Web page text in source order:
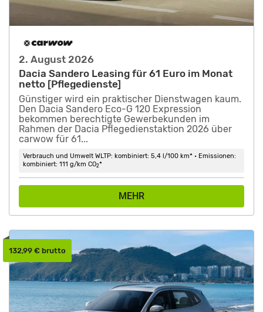
2. August 2026
Dacia Sandero Leasing für 61 Euro im Monat
netto [Pflegedienste]
Günstiger wird ein praktischer Dienstwagen kaum.
Den Dacia Sandero Eco-G 120 Expression
bekommen berechtigte Gewerbekunden im
Rahmen der Dacia Pflegedienstaktion 2026 über
carwow für 61...
Verbrauch und Umwelt WLTP: kombiniert: 5,4 l/100 km* • Emissionen:
kombiniert: 111 g/km CO2*
MEHR
132,99 € brutto